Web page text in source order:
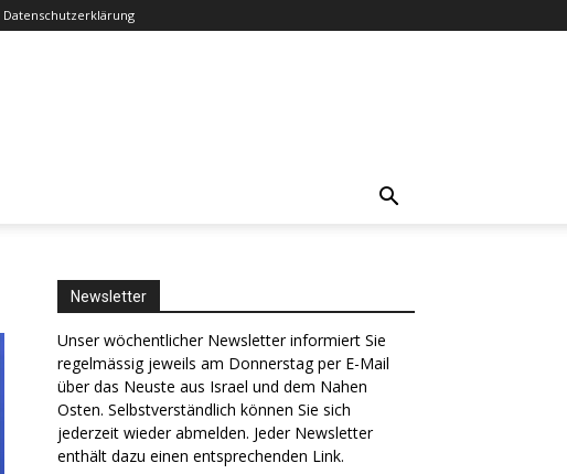
Datenschutzerklärung
Newsletter
Unser wöchentlicher Newsletter informiert Sie
regelmässig jeweils am Donnerstag per E-Mail
über das Neuste aus Israel und dem Nahen
Osten. Selbstverständlich können Sie sich
jederzeit wieder abmelden. Jeder Newsletter
enthält dazu einen entsprechenden Link.